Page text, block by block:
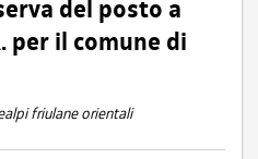
del posto a
per il comune di
friulane orientali